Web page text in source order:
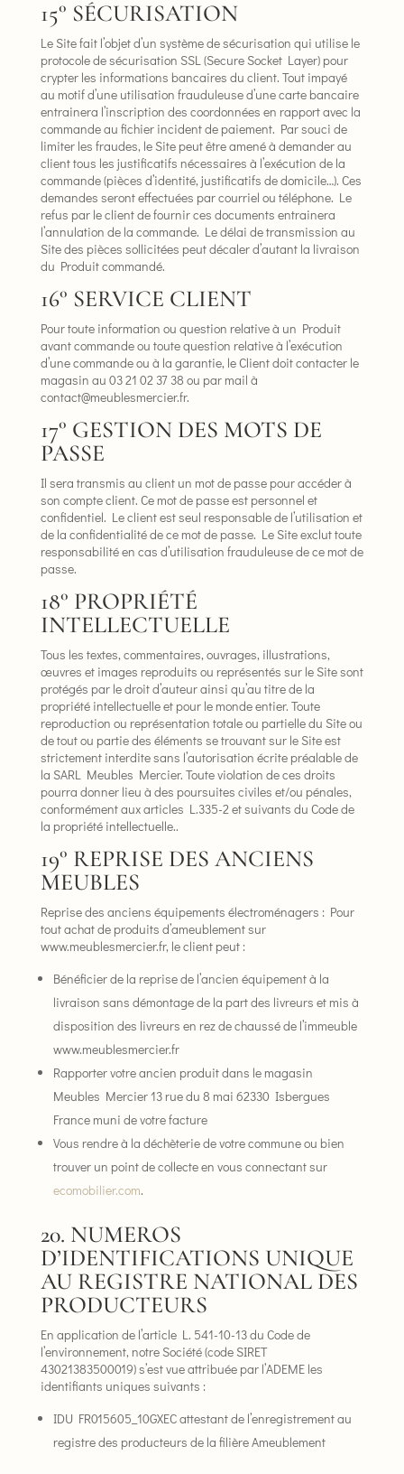
15° SÉCURISATION
Le Site fait l’objet d’un système de sécurisation qui utilise le
protocole de sécurisation SSL (Secure Socket Layer) pour
crypter les informations bancaires du client. Tout impayé
au motif d’une utilisation frauduleuse d’une carte bancaire
entrainera l’inscription des coordonnées en rapport avec la
commande au fichier incident de paiement. Par souci de
limiter les fraudes, le Site peut être amené à demander au
client tous les justificatifs nécessaires à l’exécution de la
commande (pièces d’identité, justificatifs de domicile…). Ces
demandes seront effectuées par courriel ou téléphone. Le
refus par le client de fournir ces documents entrainera
l’annulation de la commande. Le délai de transmission au
Site des pièces sollicitées peut décaler d’autant la livraison
du Produit commandé.
16° SERVICE CLIENT
Pour toute information ou question relative à un Produit
avant commande ou toute question relative à l’exécution
d’une commande ou à la garantie, le Client doit contacter le
magasin au 03 21 02 37 38 ou par mail à
contact@meublesmercier.fr.
17° GESTION DES MOTS DE
PASSE
Il sera transmis au client un mot de passe pour accéder à
son compte client. Ce mot de passe est personnel et
confidentiel. Le client est seul responsable de l’utilisation et
de la confidentialité de ce mot de passe. Le Site exclut toute
responsabilité en cas d’utilisation frauduleuse de ce mot de
passe.
18° PROPRIÉTÉ
INTELLECTUELLE
Tous les textes, commentaires, ouvrages, illustrations,
œuvres et images reproduits ou représentés sur le Site sont
protégés par le droit d’auteur ainsi qu’au titre de la
propriété intellectuelle et pour le monde entier. Toute
reproduction ou représentation totale ou partielle du Site ou
de tout ou partie des éléments se trouvant sur le Site est
strictement interdite sans l’autorisation écrite préalable de
la SARL Meubles Mercier. Toute violation de ces droits
pourra donner lieu à des poursuites civiles et/ou pénales,
conformément aux articles L.335-2 et suivants du Code de
la propriété intellectuelle..
19° REPRISE DES ANCIENS
MEUBLES
Reprise des anciens équipements électroménagers : Pour
tout achat de produits d’ameublement sur
www.meublesmercier.fr, le client peut :
Bénéficier de la reprise de l’ancien équipement à la
livraison sans démontage de la part des livreurs et mis à
disposition des livreurs en rez de chaussé de l’immeuble
www.meublesmercier.fr
Rapporter votre ancien produit dans le magasin
Meubles Mercier 13 rue du 8 mai 62330 Isbergues
France muni de votre facture
Vous rendre à la déchèterie de votre commune ou bien
trouver un point de collecte en vous connectant sur
ecomobilier.com.
20. NUMEROS
D’IDENTIFICATIONS UNIQUE
AU REGISTRE NATIONAL DES
PRODUCTEURS
En application de l’article L. 541-10-13 du Code de
l’environnement, notre Société (code SIRET
43021383500019) s’est vue attribuée par l’ADEME les
identifiants uniques suivants :
IDU FR015605_10GXEC attestant de l’enregistrement au
registre des producteurs de la filière Ameublement